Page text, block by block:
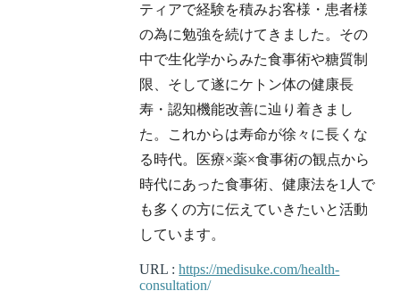
ティアで経験を積みお客様・患者様
の為に勉強を続けてきました。その
中で生化学からみた食事術や糖質制
限、そして遂にケトン体の健康長
寿・認知機能改善に辿り着きまし
た。これからは寿命が徐々に長くな
る時代。医療×薬×食事術の観点から
時代にあった食事術、健康法を1人で
も多くの方に伝えていきたいと活動
しています。
URL :https://medisuke.com/health-
consultation/